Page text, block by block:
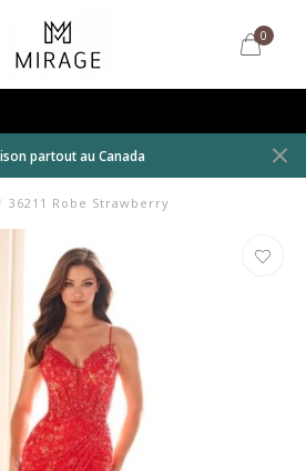
0
partout au Canada
36211 Robe Strawberry